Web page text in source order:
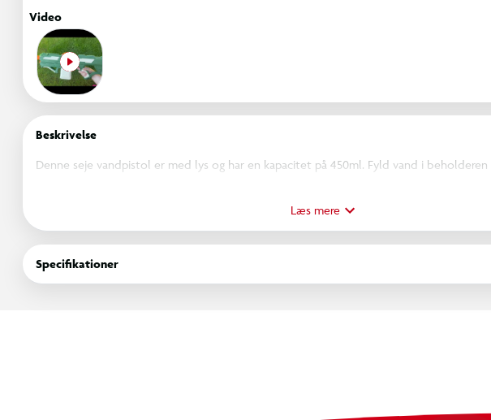
Video
Beskrivelse
Denne seje vandpistol er med lys og har en kapacitet på 450ml. Fyld vand i
Læs mere
Specifikationer